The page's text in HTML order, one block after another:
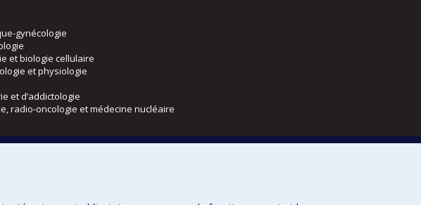
gynécologie
et biologie cellulaire
et physiologie
et d’addictologie
radio-oncologie et médecine nucléaire